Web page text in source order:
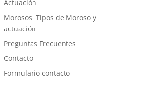
Actuación
Morosos: Tipos de Moroso y
actuación
Preguntas Frecuentes
Contacto
Formulario contacto